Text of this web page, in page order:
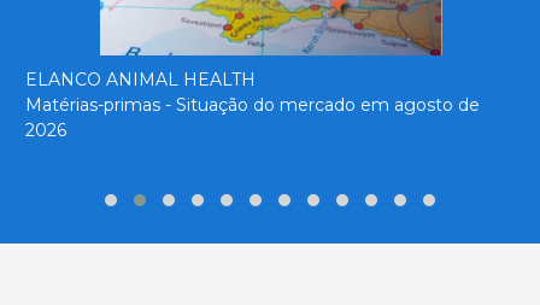
ELANCO ANIMAL HEALTH
Matérias-primas - Situação do mercado em agosto de
2026